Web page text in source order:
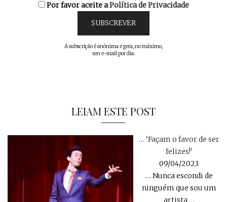
Por favor aceite aPolítica de Privacidade
A subscrição é anónima e gera, no máximo,
um e-mail por dia.
LEIAM ESTE POST
… ‘Façam o favor de ser
felizes!’
09/04/2023
… Nunca escondi de
ninguém que sou um
artista …